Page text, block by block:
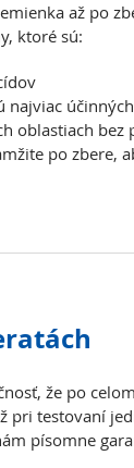
až po
ktoré sú:
najviac
oblastiach bez
po zbere,
že po
pri testovaní
písomne